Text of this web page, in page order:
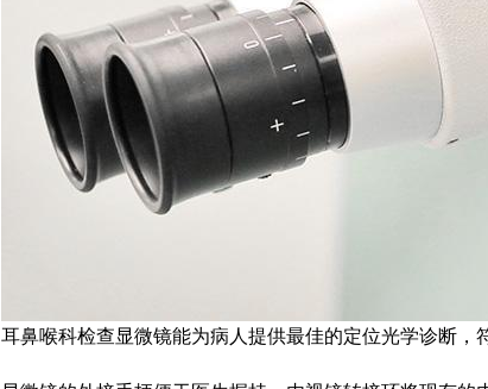
耳鼻喉科检查显微镜能为病人提供最佳的定位光学诊断，